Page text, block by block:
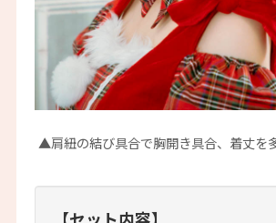
▲肩紐の結び具合で胸開き具合、着丈を